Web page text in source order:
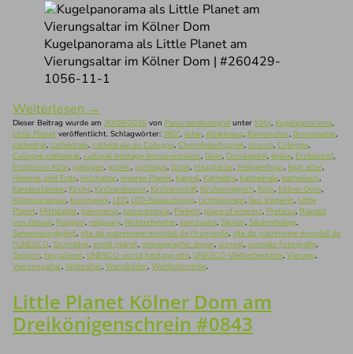
Kugelpanorama als Little Planet am
Vierungsaltar im Kölner Dom | #260429-
1056-11-1
Weiterlesen →
Dieser Beitrag wurde am 30/06/2026 von Panoramafotografunter Köln, Kugelpanorama,
Little Planet veröffentlicht. Schlagwörter: 360°, Altar, Altarkreuz, Binnenchor, Bronzealtar,
cathedral, cathédrale, cathédrale de Cologne, Chorpfeilerfiguren, church, Cologne,
Cologne cathedral, cultural heritage documentation, Dom, Domkapitel, église, Erzbischof,
Erzbistum Köln, gebogen, gothic, gothique, Gotik, Hauptaltar, Heiligenfigur, high altar,
Himmel und Erde, Hochaltar, Inverse Planet, Kanzel, Kathedra, Kathedrale, katholisch,
Kerzenständer, Kirche, Kirchenfenster, Kirchenschiff, Kirchenteppich, Köln, Kölner Dom,
Kölntourismus, Kunstwerk, LED, LED-Beleuchtung, Lichtkonzept, lieu d'intérêt, Little
Planet, Mittelalter, panoramic, panoramique, Parkett, place of interest, Pretiosa, Rainald
von Dassel, Religion, reliquary, Richterfenster, sanctuaire, Säulen, Säulenheilige,
Sehenswürdigkeit, site du patrimoine mondial de l'humanité, site du patrimoine mondial de
l'UNESCO, Sitzmöbel, small planet, stereographic down, surreal, surreale Fotografie,
Teppich, tiny planet, UNESCO world heritage site, UNESCO-Welterbestätte, Vierung,
Vierungsaltar, Volksaltar, Wandbilder, Weltkulturerbe.
Little Planet Kölner Dom am
Dreikönigenschrein #0843